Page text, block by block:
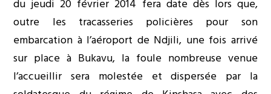
du jeudi 20 février 2014 fera date dès lors que,
outre les tracasseries policières pour son
embarcation à l’aéroport de Ndjili, une fois arrivé
sur place à Bukavu, la foule nombreuse venue
l’accueillir sera molestée et dispersée par la